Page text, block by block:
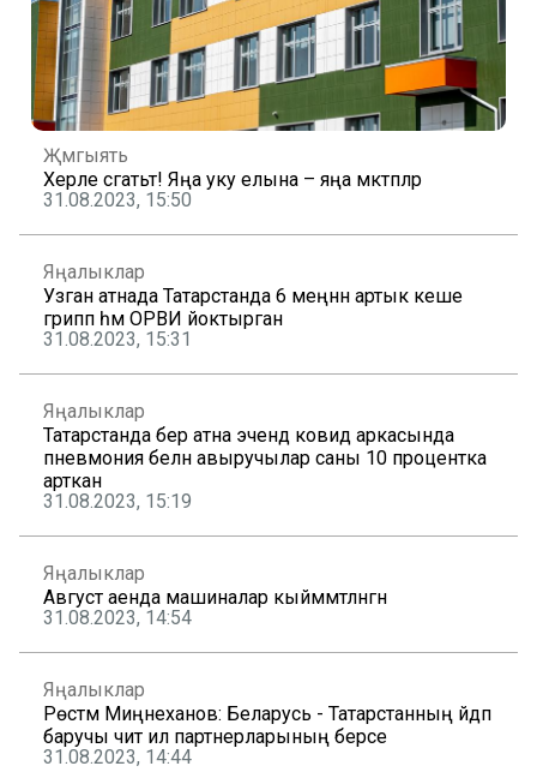
Җәмгыять
Хәерле сәгатьтә! Яңа уку елына – яңа мәктәпләр
31.08.2023, 15:50
Яңалыклар
Узган атнада Татарстанда 6 меңнән артык кеше
грипп һәм ОРВИ йоктырган
31.08.2023, 15:31
Яңалыклар
Татарстанда бер атна эчендә ковид аркасында
пневмония белән авыручылар саны 10 процентка
арткан
31.08.2023, 15:19
Яңалыклар
Август аенда машиналар кыйммәтләнгән
31.08.2023, 14:54
Яңалыклар
Рөстәм Миңнеханов: Беларусь - Татарстанның әйдәп
баручы чит ил партнерларының берсе
31.08.2023, 14:44